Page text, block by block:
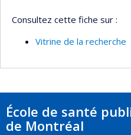
Consultez cette fiche sur :
Vitrine de la recherche
École de santé
de Montréal